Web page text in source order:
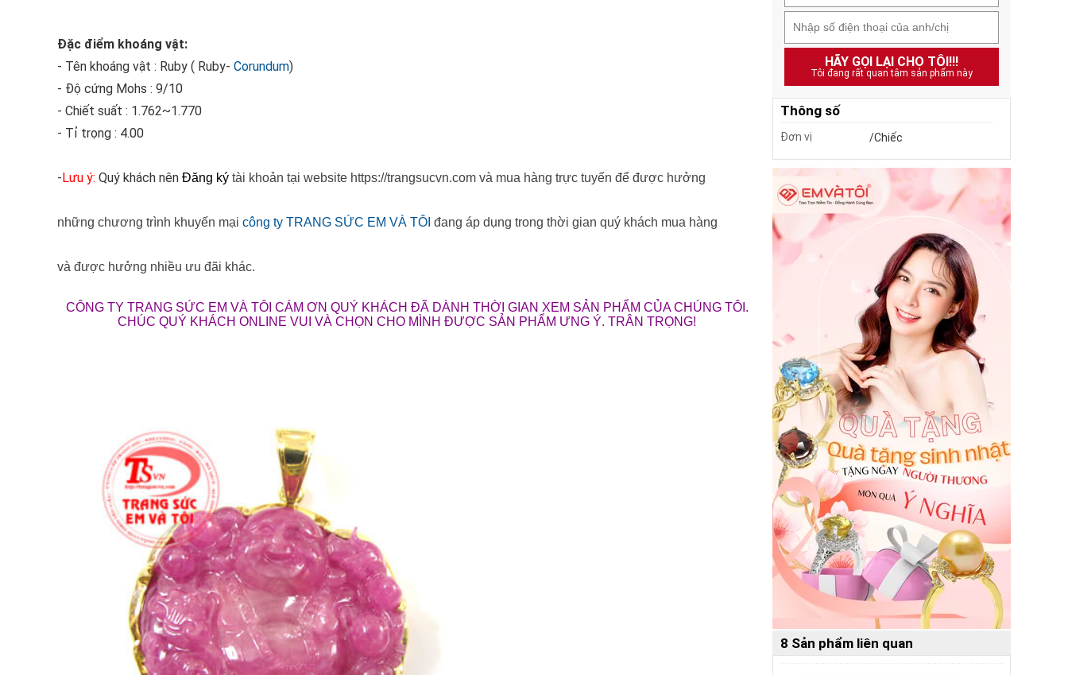
Đặc điểm khoáng vật:
- Tên khoáng vật : Ruby ( Ruby- Corundum)
- Độ cứng Mohs : 9/10
- Chiết suất : 1.762~1.770
- Tỉ trọng : 4.00
-Lưu ý: Quý khách nên Đăng ký tài khoản tại website https://trangsucvn.com và mua hàng trực tuyến để được hưởng
những chương trình khuyến mại công ty TRANG SỨC EM VÀ TÔI đang áp dụng trong thời gian quý khách mua hàng
và được hưởng nhiều ưu đãi khác.
CÔNG TY TRANG SỨC EM VÀ TÔI CÁM ƠN QUÝ KHÁCH ĐÃ DÀNH THỜI GIAN XEM SẢN PHẨM CỦA CHÚNG TÔI.
CHÚC QUÝ KHÁCH ONLINE VUI VÀ CHỌN CHO MÌNH ĐƯỢC SẢN PHẨM ƯNG Ý. TRÂN TRỌNG!
HÃY GỌI LẠI CHO TÔI!!!
Tôi đang rất quan tâm sản phẩm này
Thông số
Đơn vị /Chiếc
8 Sản phẩm liên quan